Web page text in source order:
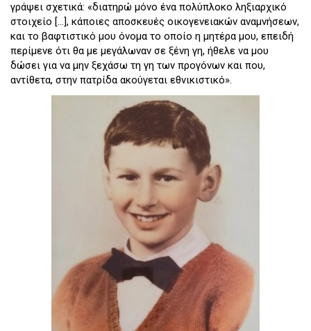
γράψει σχετικά: «διατηρώ μόνο ένα πολύπλοκο ληξιαρχικό
στοιχείο […], κάποιες αποσκευές οικογενειακών αναμνήσεων,
και το βαφτιστικό μου όνομα το οποίο η μητέρα μου, επειδή
περίμενε ότι θα με μεγάλωναν σε ξένη γη, ήθελε να μου
δώσει για να μην ξεχάσω τη γη των προγόνων και που,
αντίθετα, στην πατρίδα ακούγεται εθνικιστικό».